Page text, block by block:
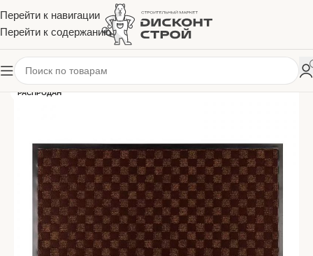
Перейти к навигации
Перейти к содержанию
РАСПРОДАН